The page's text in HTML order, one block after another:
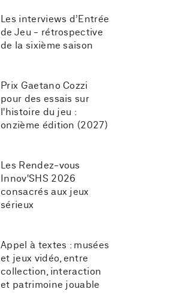
Les interviews d’Entrée
de Jeu - rétrospective
de la sixième saison
Prix Gaetano Cozzi
pour des essais sur
l'histoire du jeu :
onzième édition (2027)
Les Rendez-vous
Innov'SHS 2026
consacrés aux jeux
sérieux
Appel à textes : musées
et jeux vidéo, entre
collection, interaction
et patrimoine jouable